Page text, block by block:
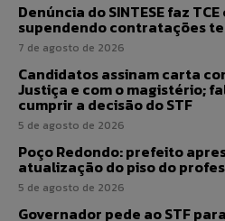
Denúncia do SINTESE faz
supendendo contratações
7 de agosto de 2026
Candidatos assinam carta
Justiça e com o magistério;
cumprir a decisão do STF
5 de agosto de 2026
Poço Redondo: prefeito
atualização do piso do
5 de agosto de 2026
Governador pede ao STF